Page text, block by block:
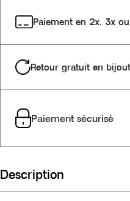
Paiement en 2x, 3x
Retour gratuit en
Paiement sécurisé
Description